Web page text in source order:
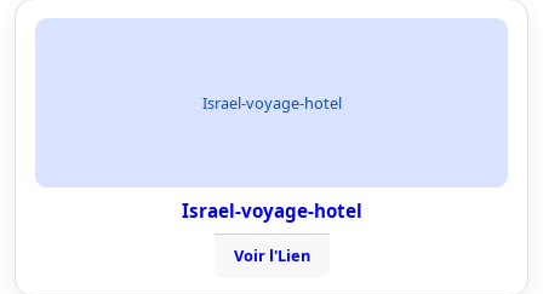
Israel-voyage-hotel
Israel-voyage-hotel
Voir l'Lien